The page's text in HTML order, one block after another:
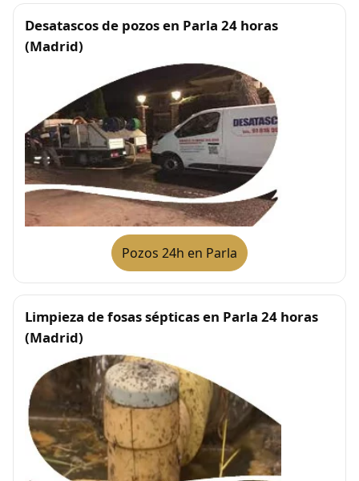
Desatascos de pozos en Parla 24 horas
(Madrid)
Pozos 24h en Parla
Limpieza de fosas sépticas en Parla 24 horas
(Madrid)